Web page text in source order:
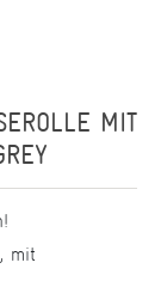
MIT
mit